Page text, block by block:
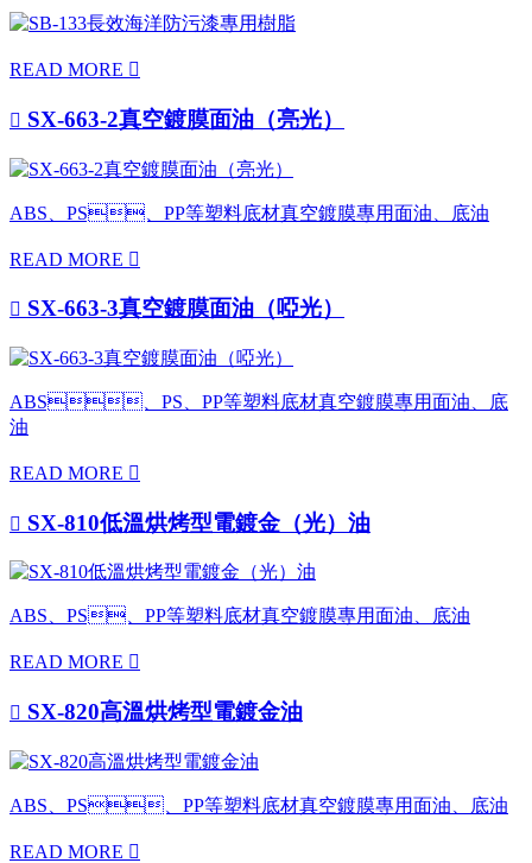
READ MORE 
 SX-663-2真空鍍膜面油（亮光）
ABS、PS、PP等塑料底材真空鍍膜專用面油、底油
READ MORE 
 SX-663-3真空鍍膜面油（啞光）
ABS、PS、PP等塑料底材真空鍍膜專用面油、底
油
READ MORE 
 SX-810低溫烘烤型電鍍金（光）油
ABS、PS、PP等塑料底材真空鍍膜專用面油、底油
READ MORE 
 SX-820高溫烘烤型電鍍金油
ABS、PS、PP等塑料底材真空鍍膜專用面油、底油
READ MORE 